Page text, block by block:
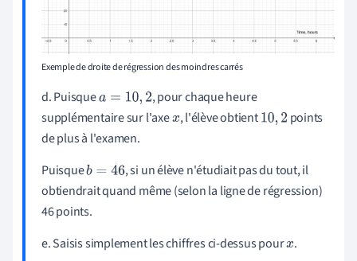
Exemple de droite de régression des moindres carrés
d. Puisquea=10 ,2
, pour chaque heure
supplémentaire sur l'axex , l'élève obtient10,2 points
de plus à l'examen.
Puisqueb =46
, si un élève n'étudiait pas du tout, il
obtiendrait quand même (selon la ligne de régression)
46 points.
e. Saisis simplement les chiffres ci-dessus pourx.